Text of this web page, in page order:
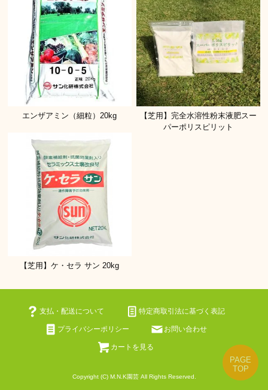
エンザアミン（細粒）20kg
【芝用】完全水溶性粉末液肥スー
パーポリスピリット
【芝用】ケ・セラ サン 20kg
支払・配送について 特定商取引法に基づく表記
プライバシーポリシー お問い合わせ
カートを見る
Copyright (C) M.N.K園芸 All Rights Reserved.